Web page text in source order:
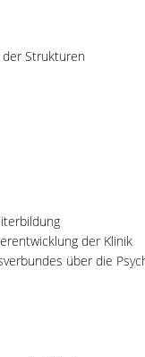
der Strukturen
der Klinik
über die